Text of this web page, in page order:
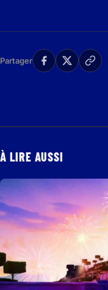
Partager
À LIRE AUSSI